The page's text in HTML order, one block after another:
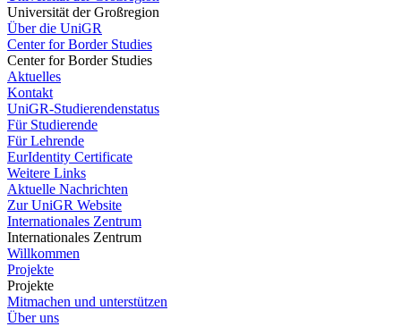
Universität der Großregion
Über die UniGR
Center for Border Studies
Center for Border Studies
Aktuelles
Kontakt
UniGR-Studierendenstatus
Für Studierende
Für Lehrende
EurIdentity Certificate
Weitere Links
Aktuelle Nachrichten
Zur UniGR Website
Internationales Zentrum
Internationales Zentrum
Willkommen
Projekte
Projekte
Mitmachen und unterstützen
Über uns